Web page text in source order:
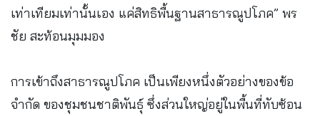
เท่าเทียมเท่านั้นเอง แค่สิทธิพื้นฐานสาธารณูปโภค” พร
ชัย สะท้อนมุมมอง
การเข้าถึงสาธารณูปโภค เป็นเพียงหนึ่งตัวอย่างของข้อ
จำกัด ของชุมชนชาติพันธุ์ ซึ่งส่วนใหญ่อยู่ในพื้นที่ทับซ้อน